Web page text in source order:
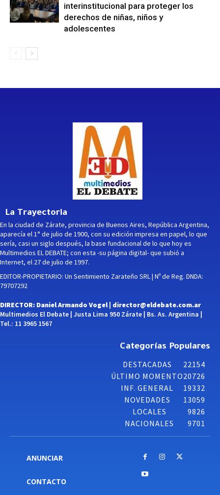
interinstitucional para proteger los
derechos de niñas, niños y
adolescentes
La Trayectoria
En la ciudad de Zárate, provincia de Buenos Aires, República Argentina,
aparecía el 1° de julio de 1900, con su edición impresa en papel, lo que
sería, casi un siglo después, la base fundacional de lo que hoy es
Multimedios EL DEBATE; con esta -su página digital- que subió a
Internet, el 27 de julio de 1997.
EDITOR-PROPIETARIO: Un Sentimiento Zarateño SRL | Nº de Reg. DNDA:
79707292
DIRECTOR: Daniel Armando Vogel | director@eldebate.com.ar
Multimedios El Debate | Justa Lima 950 Zárate | Bs. As. Argentina |
Tel.: 11 3965 1567
Categorías Populares
DESTACADAS
22154
ÚLTIMO MOMENTO20726
INF. GENERAL
19332
NOVEDADES
13059
LOCALES
9826
NACIONALES
9701
ANUNCIAR
CONTACTO